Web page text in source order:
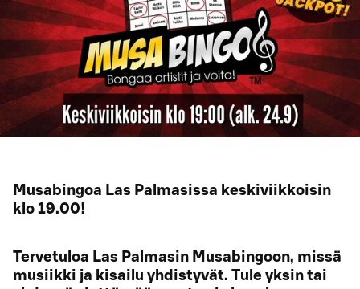
Musabingoa Las Palmasissa keskiviikkoisin
klo 19.00!
Tervetuloa Las Palmasin Musabingoon, missä
musiikki ja kisailu yhdistyvät. Tule yksin tai